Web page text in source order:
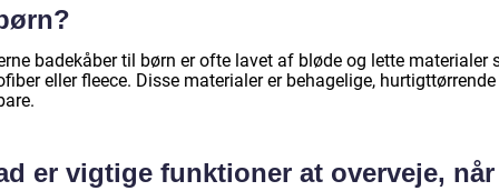
badekåber til børn er ofte lavet af bløde og lette materialer
eller fleece. Disse materialer er behagelige,
er vigtige funktioner at overveje, når